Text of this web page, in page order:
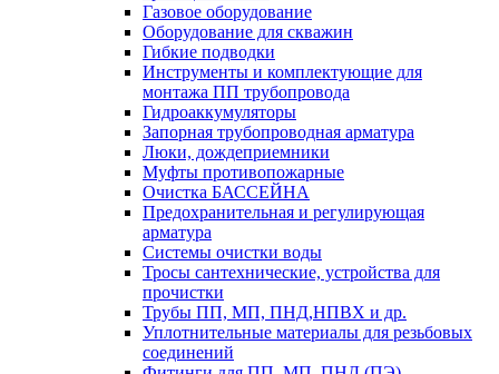
Газовое оборудование
Оборудование для скважин
Гибкие подводки
Инструменты и комплектующие для
монтажа ПП трубопровода
Гидроаккумуляторы
Запорная трубопроводная арматура
Люки, дождеприемники
Муфты противопожарные
Очистка БАССЕЙНА
Предохранительная и регулирующая
арматура
Системы очистки воды
Тросы сантехнические, устройства для
прочистки
Трубы ПП, МП, ПНД,НПВХ и др.
Уплотнительные материалы для резьбовых
соединений